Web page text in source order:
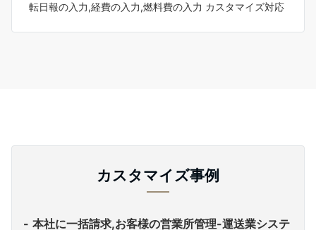
転日報の入力,経費の入力,燃料費の入力 カスタマイズ対応
カスタマイズ事例
本社に一括請求,お客様の営業所管理-運送業システ